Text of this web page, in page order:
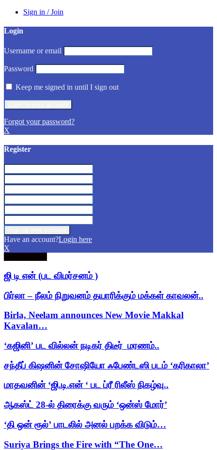
Sign in / Join
Login
Username or email
Password
Keep me signed in until I sign out
Forgot your password?
X
Register
Have an account?Login here
X
ஜி டி என் (பட விமர்சனம் )
பிர்லா – நீலம் நிறுவனம் தயாரிக்கும் மக்கள் காவலன்..
Birla, Neelam announces New Movie Makkal
Kavalan…
‘கஜினி’ பட வில்லன் நடிகர் திடீர் மரணம்..
சந்தீப் கிஷனின் சோஷியோ ஃபேண்டஸி படம் ‘கரிகாலா’
மாதவனின் ‘ஜி.டி.என் ‘ பட ப்ரீ ரிலீஸ் நிகழ்வு..
ஆகஸ்ட் 28-ல் திரைக்கு வரும் ‘ஒன்ஸ் மோர்’
‘தி ஒன் ரூல்’ பாடலில் அனல் பறக்க விடும்…
Suriya Brings the Fire with “The One…